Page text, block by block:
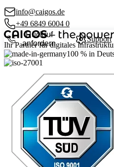
info@caigos.de
+49 6849 6004 0
Rückruf
anfordern
Support
Ihr Partner für digitales
100 % in